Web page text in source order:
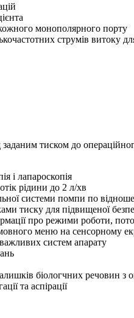
монополярного порту
струмів витоку
тиском до
і лапароскопія
рідини до 2 л/хв
системи помпи по
тиску для підвищеної
про режими роботи,
меню на сенсорному
систем апарату
біологчних речовин з
та аспірації